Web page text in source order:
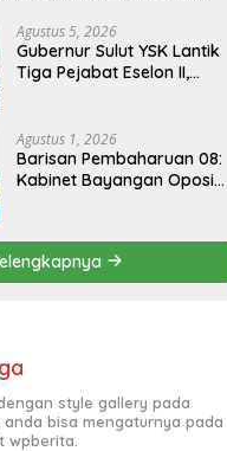
Agustus 5, 2026
Gubernur Sulut YSK Lantik
Tiga Pejabat Eselon II,
Agustus 1, 2026
Barisan Pembaharuan 08:
Kabinet Bayangan Oposisi
Asta Cita Prabowo-Gibran
style gallery pada
bisa mengaturnya pada
wpberita.